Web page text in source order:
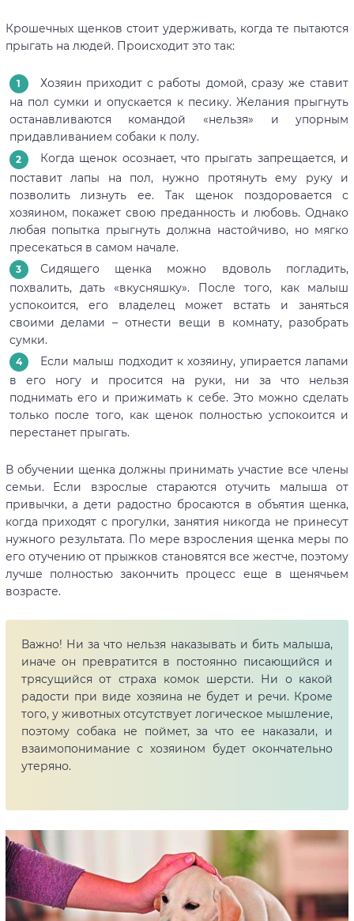
Крошечных щенков стоит удерживать, когда те пытаются
прыгать на людей. Происходит это так:
Хозяин приходит с работы домой, сразу же ставит
на пол сумки и опускается к песику. Желания прыгнуть
останавливаются командой «нельзя» и упорным
придавливанием собаки к полу.
Когда щенок осознает, что прыгать запрещается, и
поставит лапы на пол, нужно протянуть ему руку и
позволить лизнуть ее. Так щенок поздоровается с
хозяином, покажет свою преданность и любовь. Однако
любая попытка прыгнуть должна настойчиво, но мягко
пресекаться в самом начале.
Сидящего щенка можно вдоволь погладить,
похвалить, дать «вкусняшку». После того, как малыш
успокоится, его владелец может встать и заняться
своими делами – отнести вещи в комнату, разобрать
сумки.
Если малыш подходит к хозяину, упирается лапами
в его ногу и просится на руки, ни за что нельзя
поднимать его и прижимать к себе. Это можно сделать
только после того, как щенок полностью успокоится и
перестанет прыгать.
В обучении щенка должны принимать участие все члены
семьи. Если взрослые стараются отучить малыша от
привычки, а дети радостно бросаются в объятия щенка,
когда приходят с прогулки, занятия никогда не принесут
нужного результата. По мере взросления щенка меры по
его отучению от прыжков становятся все жестче, поэтому
лучше полностью закончить процесс еще в щенячьем
возрасте.
Важно! Ни за что нельзя наказывать и бить малыша,
иначе он превратится в постоянно писающийся и
трясущийся от страха комок шерсти. Ни о какой
радости при виде хозяина не будет и речи. Кроме
того, у животных отсутствует логическое мышление,
поэтому собака не поймет, за что ее наказали, и
взаимопонимание с хозяином будет окончательно
утеряно.